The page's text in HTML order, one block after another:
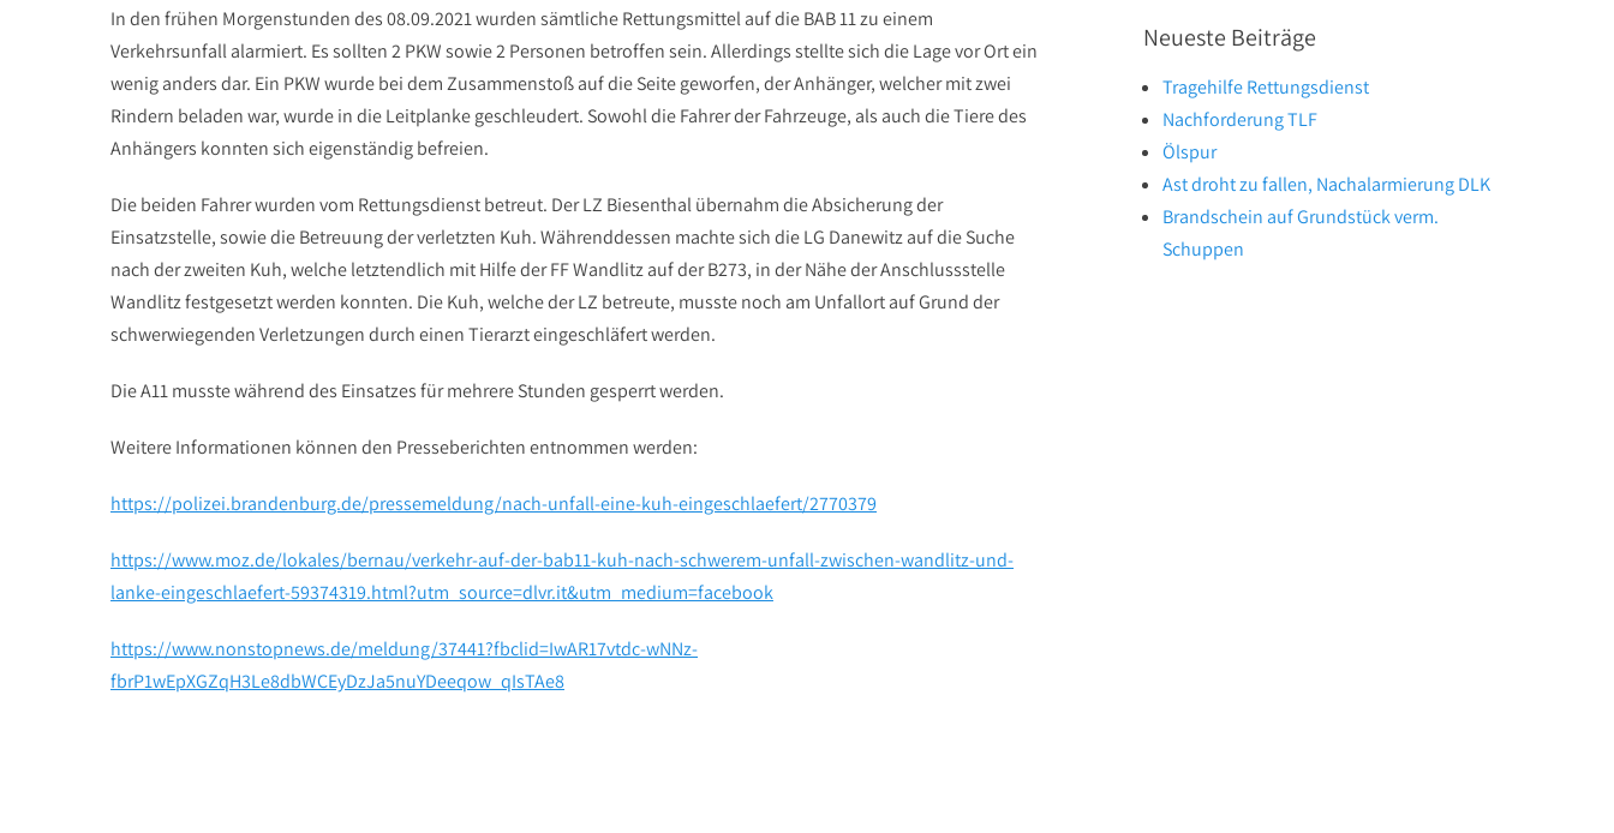
In den frühen Morgenstunden des 08.09.2021 wurden sämtliche Rettungsmittel auf die BAB 11 zu einem
Verkehrsunfall alarmiert. Es sollten 2 PKW sowie 2 Personen betroffen sein. Allerdings stellte sich die Lage vor Ort ein
wenig anders dar. Ein PKW wurde bei dem Zusammenstoß auf die Seite geworfen, der Anhänger, welcher mit zwei
Rindern beladen war, wurde in die Leitplanke geschleudert. Sowohl die Fahrer der Fahrzeuge, als auch die Tiere des
Anhängers konnten sich eigenständig befreien.
Die beiden Fahrer wurden vom Rettungsdienst betreut. Der LZ Biesenthal übernahm die Absicherung der
Einsatzstelle, sowie die Betreuung der verletzten Kuh. Währenddessen machte sich die LG Danewitz auf die Suche
nach der zweiten Kuh, welche letztendlich mit Hilfe der FF Wandlitz auf der B273, in der Nähe der Anschlussstelle
Wandlitz festgesetzt werden konnten. Die Kuh, welche der LZ betreute, musste noch am Unfallort auf Grund der
schwerwiegenden Verletzungen durch einen Tierarzt eingeschläfert werden.
Die A11 musste während des Einsatzes für mehrere Stunden gesperrt werden.
Weitere Informationen können den Presseberichten entnommen werden:
https://polizei.brandenburg.de/pressemeldung/nach-unfall-eine-kuh-eingeschlaefert/2770379
https://www.moz.de/lokales/bernau/verkehr-auf-der-bab11-kuh-nach-schwerem-unfall-zwischen-wandlitz-und-
lanke-eingeschlaefert-59374319.html?utm_source=dlvr.it&utm_medium=facebook
https://www.nonstopnews.de/meldung/37441?fbclid=IwAR17vtdc-wNNz-
fbrP1wEpXGZqH3Le8dbWCEyDzJa5nuYDeeqow_qIsTAe8
Neueste Beiträge
Tragehilfe Rettungsdienst
Nachforderung TLF
Ölspur
Ast droht zu fallen, Nachalarmierung DLK
Brandschein auf Grundstück verm.
Schuppen